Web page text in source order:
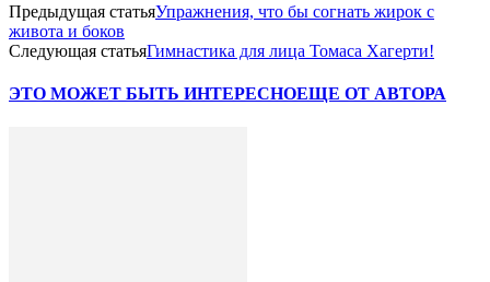
Предыдущая статьяУпражнения, что бы согнать жирок с
живота и боков
Следующая статьяГимнастика для лица Томаса Хагерти!
ЭТО МОЖЕТ БЫТЬ ИНТЕРЕСНОЕЩЕ ОТ АВТОРА